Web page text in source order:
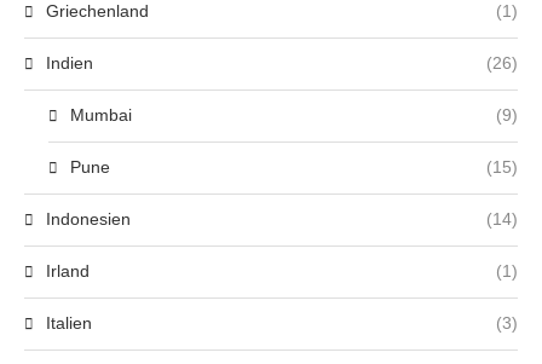
Griechenland (1)
Indien (26)
Mumbai (9)
Pune (15)
Indonesien (14)
Irland (1)
Italien (3)